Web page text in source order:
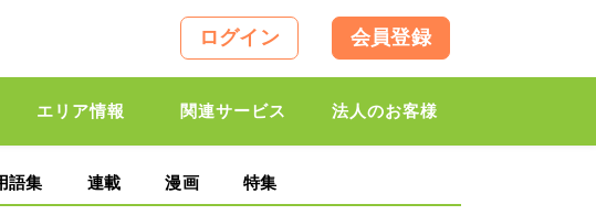
ログイン 会員登録
エリア情報 関連サービス 法人のお客様
語集 連載 漫画 特集